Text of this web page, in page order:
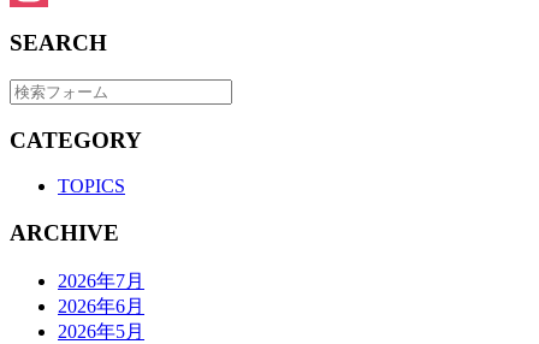
SEARCH
CATEGORY
TOPICS
ARCHIVE
2026年7月
2026年6月
2026年5月